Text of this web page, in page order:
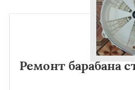
Ремонт барабана